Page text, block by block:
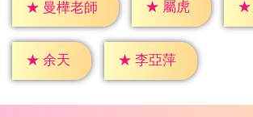
★ 曼樺老師 ★ 屬虎 ★
★ 余天 ★ 李亞萍